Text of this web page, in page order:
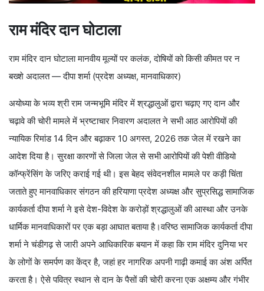
राम मंदिर दान घोटाला
राम मंदिर दान घोटाला मानवीय मूल्यों पर कलंक, दोषियों को किसी कीमत पर न
बख्शे अदालत — दीपा शर्मा (प्रदेश अध्यक्ष, मानवाधिकार)
अयोध्या के भव्य श्री राम जन्मभूमि मंदिर में श्रद्धालुओं द्वारा चढ़ाए गए दान और
चढ़ावे की चोरी मामले में भ्रष्टाचार निवारण अदालत ने सभी आठ आरोपियों की
न्यायिक रिमांड 14 दिन और बढ़ाकर 10 अगस्त, 2026 तक जेल में रखने का
आदेश दिया है। सुरक्षा कारणों से जिला जेल से सभी आरोपियों की पेशी वीडियो
कॉन्फ्रेंसिंग के जरिए कराई गई थी। इस बेहद संवेदनशील मामले पर कड़ी चिंता
जताते हुए मानवाधिकार संगठन की हरियाणा प्रदेश अध्यक्ष और सुप्रसिद्ध सामाजिक
कार्यकर्ता दीपा शर्मा ने इसे देश-विदेश के करोड़ों श्रद्धालुओं की आस्था और उनके
धार्मिक मानवाधिकारों पर एक बड़ा आघात बताया है।वरिष्ठ सामाजिक कार्यकर्ता दीपा
शर्मा ने चंडीगढ़ से जारी अपने आधिकारिक बयान में कहा कि राम मंदिर दुनिया भर
के लोगों के समर्पण का केंद्र है, जहां हर नागरिक अपनी गाढ़ी कमाई का अंश अर्पित
करता है। ऐसे पवित्र स्थान से दान के पैसों की चोरी करना एक अक्षम्य और गंभीर